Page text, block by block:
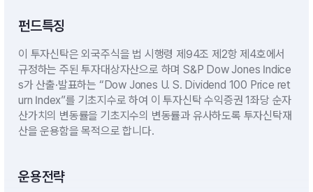
펀드특징
이 투자신탁은 외국주식을 법 시행령 제94조 제2항 제4호에서
규정하는 주된 투자대상자산으로 하며 S&P Dow Jones Indice
s가 산출·발표하는 “Dow Jones U. S. Dividend 100 Price ret
urn Index”를 기초지수로 하여 이 투자신탁 수익증권 1좌당 순자
산가치의 변동률을 기초지수의 변동률과 유사하도록 투자신탁재
산을 운용함을 목적으로 합니다.
운용전략